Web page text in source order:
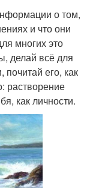
о том,
и что они
многих это
делай всё для
его, как
растворение
как личности.